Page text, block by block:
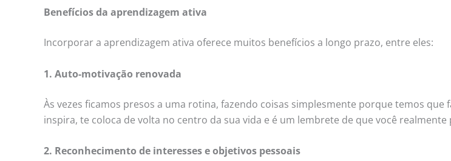
Benefícios da aprendizagem ativa
Incorporar a aprendizagem ativa oferece muitos benefícios a longo prazo, entre eles:
1. Auto-motivação renovada
Às vezes ficamos presos a uma rotina, fazendo coisas simplesmente porque temos
inspira, te coloca de volta no centro da sua vida e é um lembrete de que você realmente
2. Reconhecimento de interesses e objetivos pessoais